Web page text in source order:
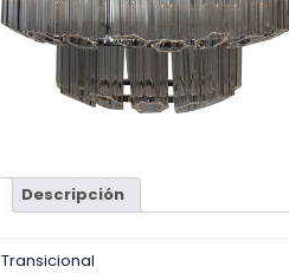
Descripción
Transicional